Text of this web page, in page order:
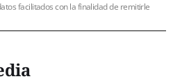
facilitados con la finalidad de remitirle